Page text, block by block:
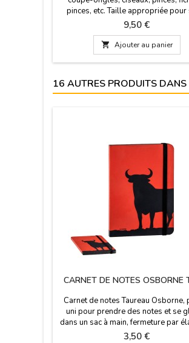
pinces, etc. Taille appropriée pour
main à porter lors de vos
sous licence Toro de Osborne.
Prix
9,50 €
 Ajouter au panier
16 AUTRES PRODUITS DANS
CARNET DE NOTES OSBORNE
Carnet de notes Taureau Osborne,
uni pour prendre des notes et se
dans un sac à main, fermeture par
noir. Dimensions : 10,5 x 1 x 15
Prix
3,50 €